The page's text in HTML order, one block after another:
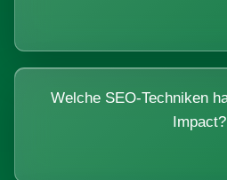
Welche SEO-Techniken
Impact?